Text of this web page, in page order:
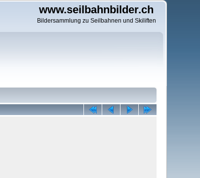
www.seilbahnbilder.ch
Bildersammlung zu Seilbahnen und Skiliften